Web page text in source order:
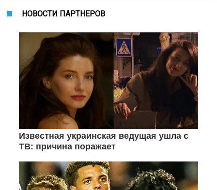
НОВОСТИ ПАРТНЕРОВ